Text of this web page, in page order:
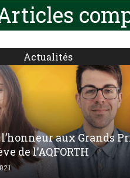
Actualités
l’honneur aux Grands
de l’AQFORTH